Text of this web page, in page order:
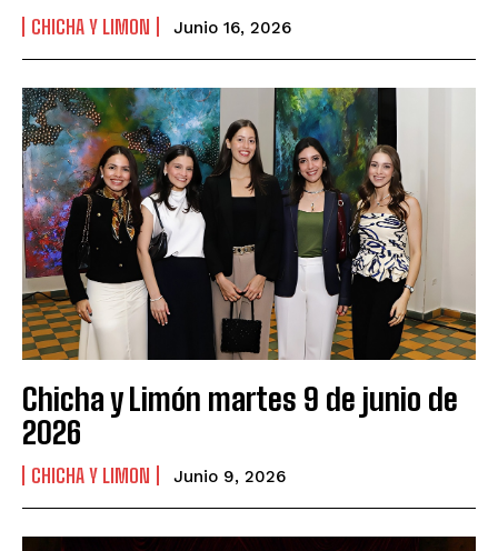
CHICHA Y LIMON Junio 16, 2026
Chicha y Limón martes 9 de junio de
2026
CHICHA Y LIMON Junio 9, 2026